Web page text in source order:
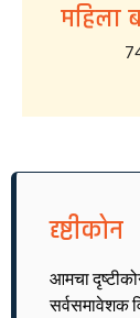
महिला
दृष्टीकोन
आमचा
सर्वसमावेशक